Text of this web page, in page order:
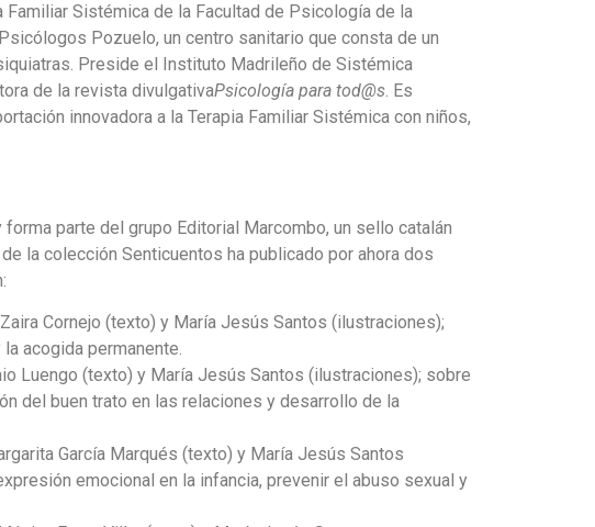
Sistémica de la Facultad de Psicología de la
Pozuelo, un centro sanitario que consta de un
Preside el Instituto Madrileño de Sistémica
de la revista divulgativaPsicología para tod@s. Es
innovadora a la Terapia Familiar Sistémica con niños,
parte del grupo Editorial Marcombo, un sello catalán
la colección Senticuentos ha publicado por ahora dos
Cornejo (texto) y María Jesús Santos (ilustraciones);
acogida permanente.
Luengo (texto) y María Jesús Santos (ilustraciones); sobre
del buen trato en las relaciones y desarrollo de la
García Marqués (texto) y María Jesús Santos
emocional en la infancia, prevenir el abuso sexual y